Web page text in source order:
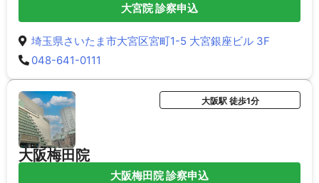
大宮院 診察申込
埼玉県さいたま市大宮区宮町1-5 大宮銀座ビル 3F
048-641-0111
大阪梅田院
大阪駅 徒歩1分
大阪梅田院 診察申込